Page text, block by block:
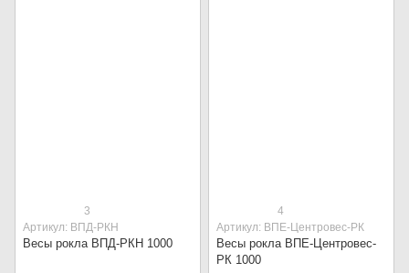
3
Артикул: ВПД-РКН
Весы рокла ВПД-РКН 1000
4
Артикул: ВПЕ-Центровес-РК
Весы рокла ВПЕ-Центровес-
РК 1000